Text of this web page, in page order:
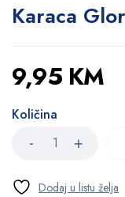
Karaca
9,95 KM
Količina